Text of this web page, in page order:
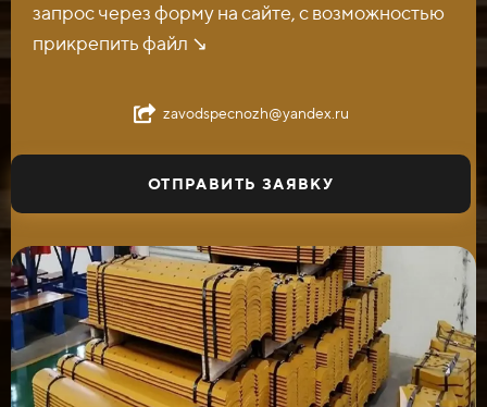
запрос через форму на сайте, с возможностью
прикрепить файл ↘️
zavodspecnozh@yandex.ru
ОТПРАВИТЬ ЗАЯВКУ